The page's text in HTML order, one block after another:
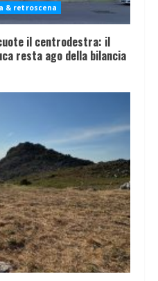
& retroscena
il centrodestra: il
resta ago della bilancia